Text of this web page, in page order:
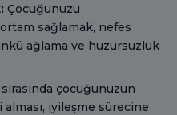
Çocuğunuzu
sağlamak, nefes
ağlama ve huzursuzluk
çocuğunuzun
iyileşme sürecine